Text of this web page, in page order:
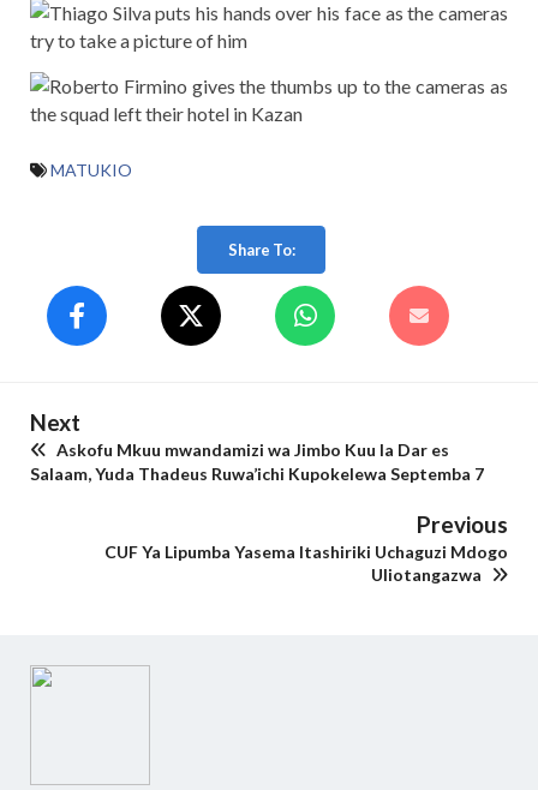
MATUKIO
Share To:
Next
Askofu Mkuu mwandamizi wa Jimbo Kuu la Dar es
Salaam, Yuda Thadeus Ruwa’ichi Kupokelewa Septemba 7
Previous
CUF Ya Lipumba Yasema Itashiriki Uchaguzi Mdogo
Uliotangazwa